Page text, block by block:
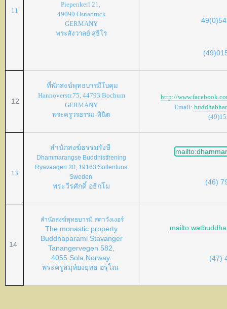
11
Piepenkerl 21,
49090 Osnabruck
GERMANY
พระสังวาลย์ สุธีโร
12
ที่พักสงฆ์พุทธบารมีโบคุม
Hannoverstr.75, 44793 Bochum
GERMANY
พระครูวรธรรม-พินิต
http://
Email:
13
สำนักสงฆ์ธรรมรังษี
Dhammarangse Buddhistfrening
Ryavaagen 20, 19163 Sollentuna
Sweden
พระวีรศักดิ์ อธิกโม (46)
14
สำนักสงฆ์พุทธบารมี สตาวังเงอร์
The monastic property
Buddhaparami Stavanger
Tanangervegen 582,
4055 Sola Norway.
พระครูสมุห์ยงยุทธ อรุโณ
(47)